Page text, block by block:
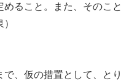
ること。また、そのこと
、仮の措置として、とり